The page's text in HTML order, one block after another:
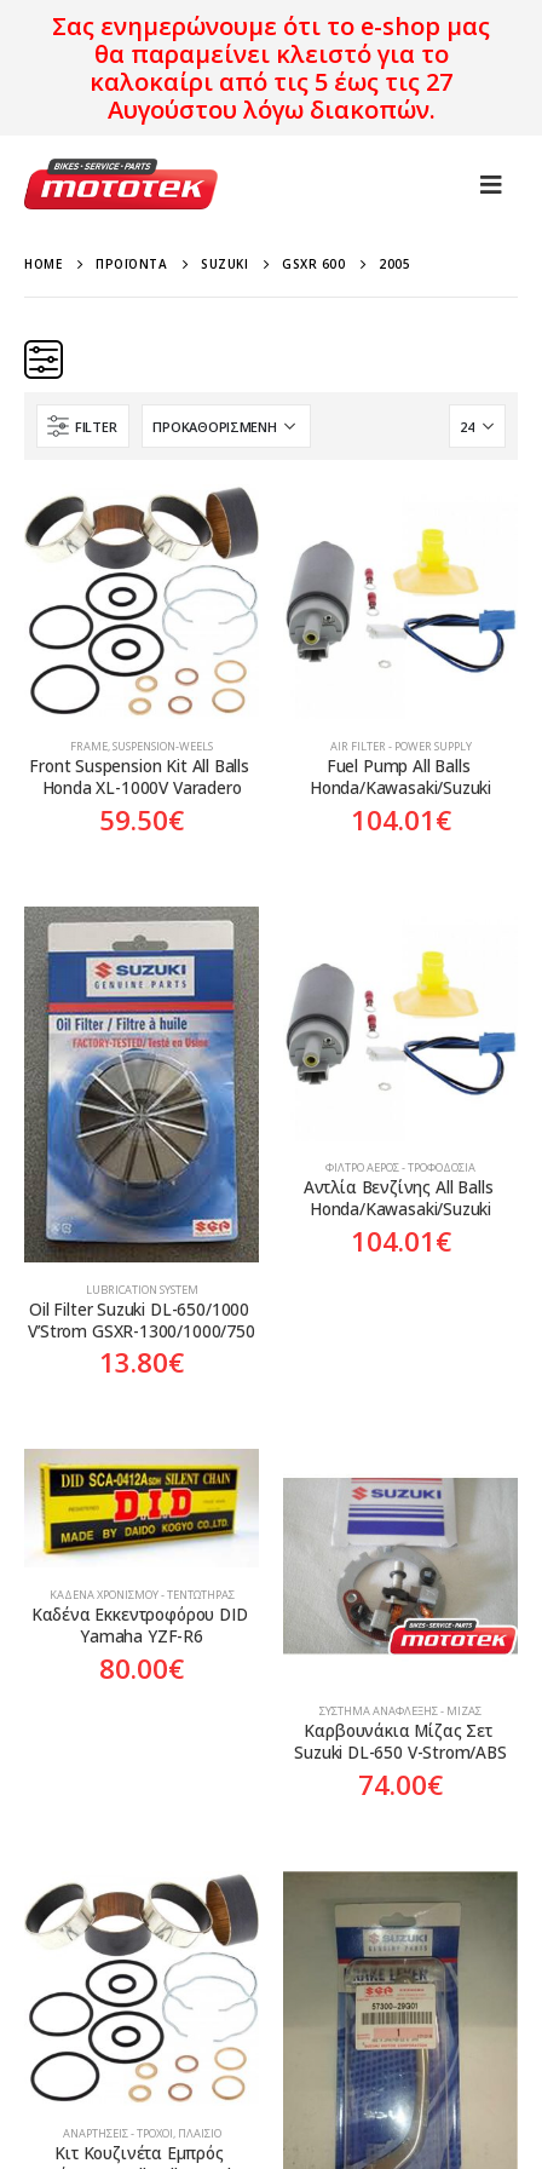
Σας ενημερώνουμε ότι το e-shop μας
θα παραμείνει κλειστό για το
καλοκαίρι από τις 5 έως τις 27
Αυγούστου λόγω διακοπών.
HOME ΠΡΟΪΌΝΤΑ SUZUKI GSXR 600 2005
Κατηγορίες
Προϊόν Προέλευση
Aftermarket Aftermarket
Genuine
Γνήσιο
FILTER
FRAME,SUSPENSION-WEELS
Front Suspension Kit All Balls
Honda XL-1000V Varadero
59.50€
AIR FILTER - POWER SUPPLY
Fuel Pump All Balls
Honda/Kawasaki/Suzuki
104.01€
LUBRICATION SYSTEM
Oil Filter Suzuki DL-650/1000
V’Strom GSXR-1300/1000/750
13.80€
ΦΊΛΤΡΟ ΑΈΡΟΣ - ΤΡΟΦΟΔΟΣΊΑ
Αντλία Βενζίνης All Balls
Honda/Kawasaki/Suzuki
104.01€
ΚΑΔΈΝΑ ΧΡΟΝΙΣΜΟΎ - ΤΕΝΤΩΤΉΡΑΣ
Καδένα Εκκεντροφόρου DID
Yamaha YZF-R6
80.00€
ΣΎΣΤΗΜΑ ΑΝΆΦΛΕΞΗΣ - ΜΊΖΑΣ
Καρβουνάκια Μίζας Σετ
Suzuki DL-650 V-Strom/ABS
74.00€
ΑΝΑΡΤΉΣΕΙΣ - ΤΡΟΧΟΊ, ΠΛΑΊΣΙΟ
Κιτ Κουζινέτα Εμπρός